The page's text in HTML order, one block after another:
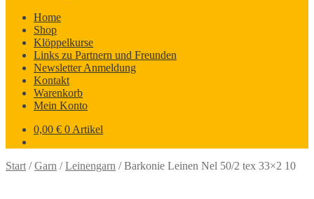
Home
Shop
Klöppelkurse
Links zu Partnern und Freunden
Newsletter Anmeldung
Kontakt
Warenkorb
Mein Konto
0,00 € 0 Artikel
Start /Garn /Leinengarn /Barkonie Leinen Nel 50/2 tex 33×2 10